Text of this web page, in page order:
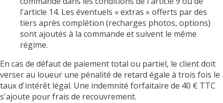
l'article 14. Les éventuels « extras » offerts par des
tiers après complétion (recharges photos, options)
sont ajoutés à la commande et suivent le même
régime.
En cas de défaut de paiement total ou partiel, le client doit
verser au loueur une pénalité de retard égale à trois fois le
taux d'intérêt légal. Une indemnité forfaitaire de 40 € TTC
s'ajoute pour frais de recouvrement.